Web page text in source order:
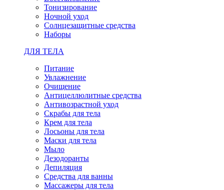
Тонизирование
Ночной уход
Солнцезащитные средства
Наборы
ДЛЯ ТЕЛА
Питание
Увлажнение
Очищение
Антицеллюлитные средства
Антивозрастной уход
Скрабы для тела
Крем для тела
Лосьоны для тела
Маски для тела
Мыло
Дезодоранты
Депиляция
Средства для ванны
Массажеры для тела